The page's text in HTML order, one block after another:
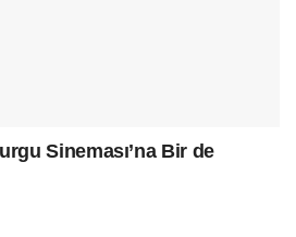
Sineması’na Bir de